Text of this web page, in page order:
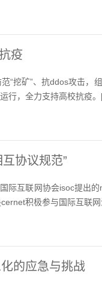
疫
“挖矿”、抗ddos攻击
行，全力支持高校抗疫
协议规范”
际互联网协会isoc提出
积极参与国际互联
的应急与挑战